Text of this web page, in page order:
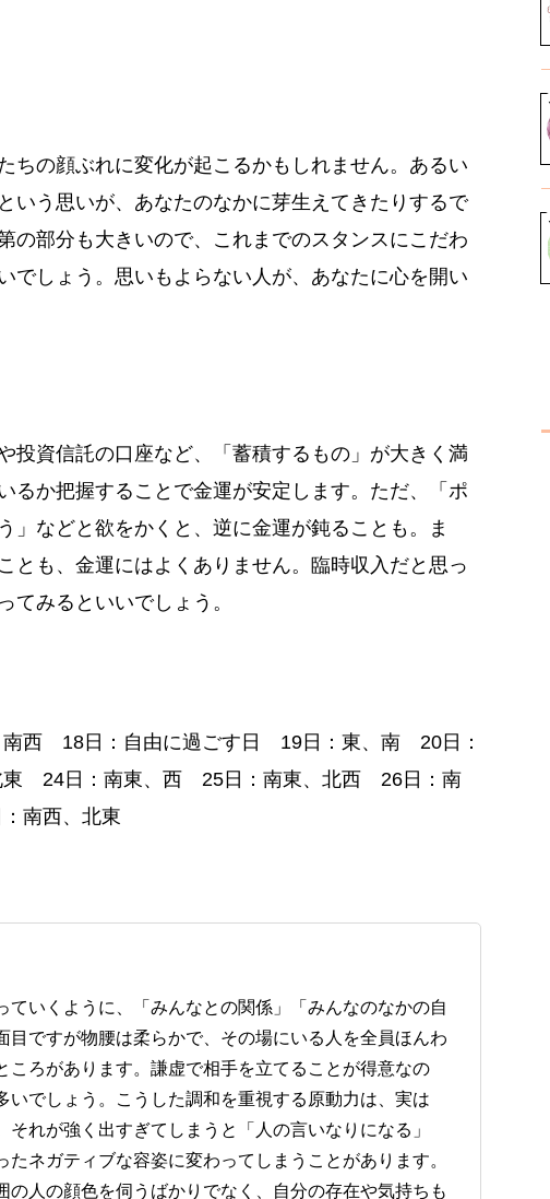
ちの顔ぶれに変化が起こるかもしれません。あるい
いう思いが、あなたのなかに芽生えてきたりするで
の部分も大きいので、これまでのスタンスにこだわ
でしょう。思いもよらない人が、あなたに心を開い
投資信託の口座など、「蓄積するもの」が大きく満
るか把握することで金運が安定します。ただ、「ポ
」などと欲をかくと、逆に金運が鈍ることも。ま
とも、金運にはよくありません。臨時収入だと思っ
てみるといいでしょう。
西 18日：自由に過ごす日 19日：東、南 20日：
24日：南東、西 25日：南東、北西 26日：南
南西、北東
ていくように、「みんなとの関係」「みんなのなかの自
ですが物腰は柔らかで、その場にいる人を全員ほんわ
ころがあります。謙虚で相手を立てることが得意なの
いでしょう。こうした調和を重視する原動力は、実は
それが強く出すぎてしまうと「人の言いなりになる」
たネガティブな容姿に変わってしまうことがあります。
人の顔色を伺うばかりでなく、自分の存在や気持ちも